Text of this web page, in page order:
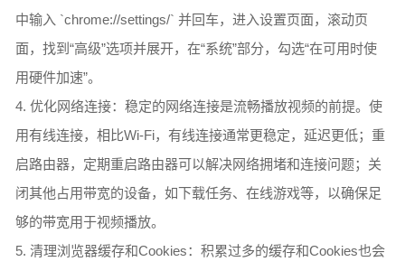
中输入 `chrome://settings/` 并回车，进入设置页面，滚动页
面，找到“高级”选项并展开，在“系统”部分，勾选“在可用时使
用硬件加速”。
4. 优化网络连接：稳定的网络连接是流畅播放视频的前提。使
用有线连接，相比Wi-Fi，有线连接通常更稳定，延迟更低；重
启路由器，定期重启路由器可以解决网络拥堵和连接问题；关
闭其他占用带宽的设备，如下载任务、在线游戏等，以确保足
够的带宽用于视频播放。
5. 清理浏览器缓存和Cookies：积累过多的缓存和Cookies也会